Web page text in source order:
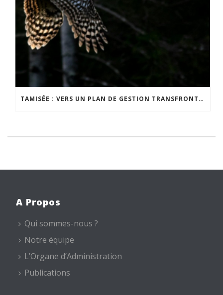
TAMISÉE : VERS UN PLAN DE GESTION TRANSFRONTALIER DE LA NUIT
A Propos
Qui sommes-nous ?
Notre équipe
L’Organe d’Administration
Publications